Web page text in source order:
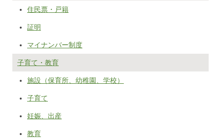
住民票・戸籍
証明
マイナンバー制度
子育て・教育
施設（保育所、幼稚園、学校）
子育て
妊娠、出産
教育